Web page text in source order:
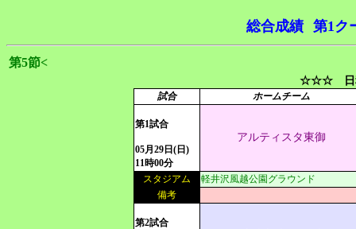
総合成績 第1ク
第5節<
☆☆☆ 日
試合 ホームチーム
第1試合
05月29日(日)
11時00分
アルティスタ東御
スタジアム
軽井沢風越公園グラウンド
備考
第2試合